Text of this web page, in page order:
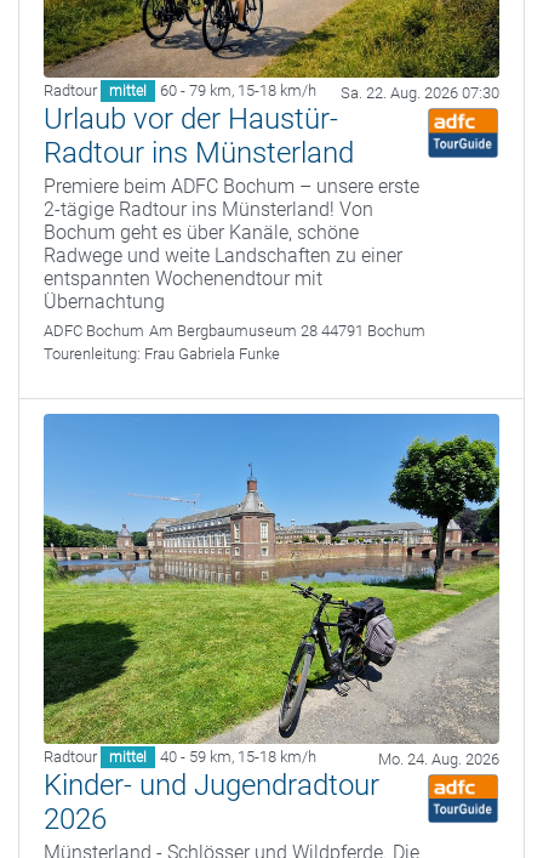
Radtour mittel 60 - 79 km, 15-18 km/h Sa. 22. Aug. 2026 07:30
Urlaub vor der Haustür-
Radtour ins Münsterland
Premiere beim ADFC Bochum – unsere erste
2-tägige Radtour ins Münsterland! Von
Bochum geht es über Kanäle, schöne
Radwege und weite Landschaften zu einer
entspannten Wochenendtour mit
Übernachtung
ADFC Bochum Am Bergbaumuseum 28 44791 Bochum
Tourenleitung: Frau Gabriela Funke
Radtour mittel 40 - 59 km, 15-18 km/h Mo. 24. Aug. 2026
Kinder- und Jugendradtour
2026
Münsterland - Schlösser und Wildpferde. Die